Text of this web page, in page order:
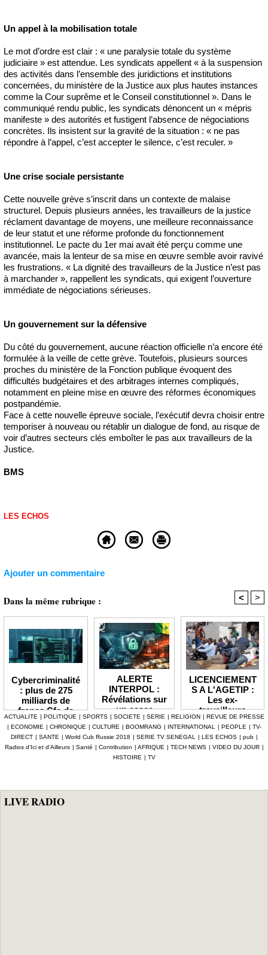
Un appel à la mobilisation totale
Le mot d’ordre est clair : « une paralysie totale du système
judiciaire » est attendue. Les syndicats appellent « à la suspension
des activités dans l’ensemble des juridictions et institutions
concernées, du ministère de la Justice aux plus hautes instances
comme la Cour suprême et le Conseil constitutionnel ». Dans le
communiqué rendu public, les syndicats dénoncent un « mépris
manifeste » des autorités et fustigent l’absence de négociations
concrètes. Ils insistent sur la gravité de la situation : « ne pas
répondre à l’appel, c’est accepter le silence, c’est reculer. »
Une crise sociale persistante
Cette nouvelle grève s’inscrit dans un contexte de malaise
structurel. Depuis plusieurs années, les travailleurs de la justice
réclament davantage de moyens, une meilleure reconnaissance
de leur statut et une réforme profonde du fonctionnement
institutionnel. Le pacte du 1er mai avait été perçu comme une
avancée, mais la lenteur de sa mise en œuvre semble avoir ravivé
les frustrations. « La dignité des travailleurs de la Justice n’est pas
à marchander », rappellent les syndicats, qui exigent l’ouverture
immédiate de négociations sérieuses.
Un gouvernement sur la défensive
Du côté du gouvernement, aucune réaction officielle n’a encore été
formulée à la veille de cette grève. Toutefois, plusieurs sources
proches du ministère de la Fonction publique évoquent des
difficultés budgétaires et des arbitrages internes compliqués,
notamment en pleine mise en œuvre des réformes économiques
postpandémie.
Face à cette nouvelle épreuve sociale, l’exécutif devra choisir entre
temporiser à nouveau ou rétablir un dialogue de fond, au risque de
voir d’autres secteurs clés emboîter le pas aux travailleurs de la
Justice.
BMS
LES ECHOS
Ajouter un commentaire
Dans la même rubrique : < >
Cybercriminalité
: plus de 275
milliards de
francs Cfa de
pertes
enregistrées en
Afrique depuis
2024 (Interpol)
ALERTE
INTERPOL :
Révélations sur
un casse
numérique à 4,7
milliards F Cfa
ciblant le
secteur pétrolier
au Sénégal
LICENCIEMENT
S A L'AGETIP :
Les ex-
travailleurs
dénoncent une
gestion
«népotique» et
interpellent le
ACTUALITE | POLITIQUE | SPORTS | SOCIETE | SERIE | RELIGION | REVUE DE PRESSE
| ECONOMIE | CHRONIQUE | CULTURE | BOOMRANG | INTERNATIONAL | PEOPLE | TV-
DIRECT | SANTE | World Cub Russie 2018 | SERIE TV SENEGAL | LES ECHOS | pub |
Radios d’Ici et d’Ailleurs | Santé | Contribution | AFRIQUE | TECH NEWS | VIDEO DU JOUR |
HISTOIRE | TV
LIVE RADIO